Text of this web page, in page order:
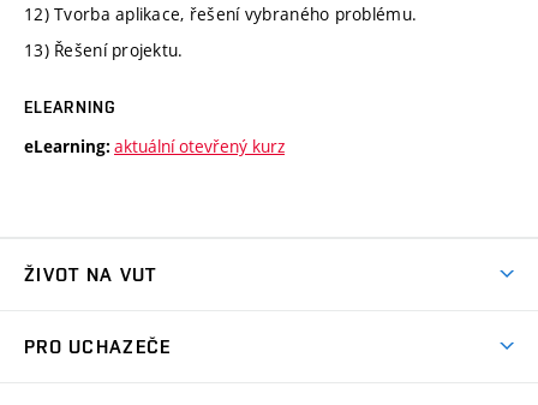
12) Tvorba aplikace, řešení vybraného problému.
13) Řešení projektu.
ELEARNING
eLearning: aktuální otevřený kurz
ŽIVOT NA VUT
PRO UCHAZEČE